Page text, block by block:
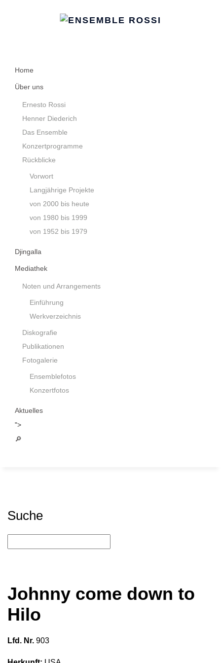
Home
Über uns
Ernesto Rossi
Henner Diederich
Das Ensemble
Konzertprogramme
Rückblicke
Vorwort
Langjährige Projekte
von 2000 bis heute
von 1980 bis 1999
von 1952 bis 1979
Djingalla
Mediathek
Noten und Arrangements
Einführung
Werkverzeichnis
Diskografie
Publikationen
Fotogalerie
Ensemblefotos
Konzertfotos
Aktuelles
">
🔎
Suche
Johnny come down to
Hilo
Lfd. Nr. 903